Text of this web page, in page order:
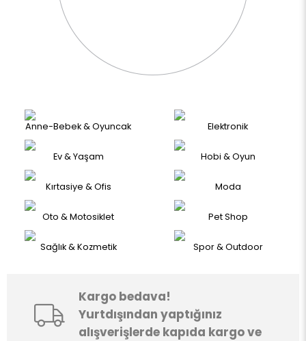
Anne-Bebek & Oyuncak Elektronik
Ev & Yaşam Hobi & Oyun
Kırtasiye & Ofis Moda
Oto & Motosiklet Pet Shop
Sağlık & Kozmetik Spor & Outdoor
Kargo bedava!
Yurtdışından yaptığınız
alışverişlerde kapıda kargo ve